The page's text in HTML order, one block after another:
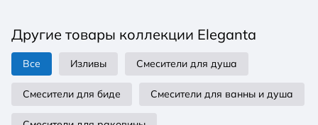
Поворотный излив: нет Цвет: розовое золото
матовое Материал: латунь Стиль: современный
Форма излива: I-излив Область применения:
бытовая Механизм: керамический картридж 35 мм
Другие товары коллекции Eleganta
Все Изливы Смесители для душа
Смесители для биде Смесители для ванны и душа